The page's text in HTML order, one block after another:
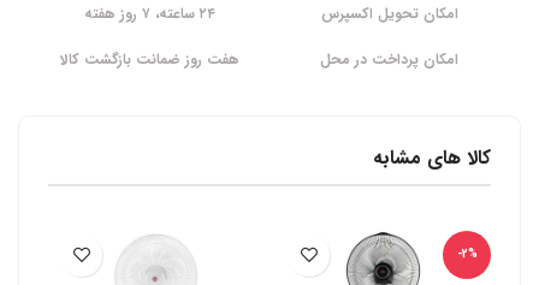
امکان تحویل اکسپرس
۲۴ ساعته، ۷ روز هفته
امکان پرداخت در محل
هفت روز ضمانت بازگشت کالا
کالا های مشابه
-2%